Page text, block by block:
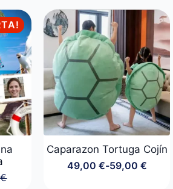
€
Caparazon Tortuga Cojín
49,00 €-59,00 €
Rango